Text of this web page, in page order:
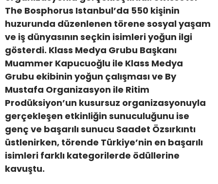
The Bosphorus Istanbul’da 550 kişinin
huzurunda düzenlenen törene sosyal yaşam
ve iş dünyasının seçkin isimleri yoğun ilgi
gösterdi. Klass Medya Grubu Başkanı
Muammer Kapucuoğlu ile Klass Medya
Grubu ekibinin yoğun çalışması ve By
Mustafa Organizasyon ile Ritim
Prodüksiyon’un kusursuz organizasyonuyla
gerçekleşen etkinliğin sunuculuğunu ise
genç ve başarılı sunucu Saadet Özsırkıntı
üstlenirken, törende Türkiye’nin en başarılı
isimleri farklı kategorilerde ödüllerine
kavuştu.